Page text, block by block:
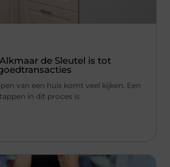
de Sleutel is tot
van een huis komt veel kijken. Een
in dit proces is